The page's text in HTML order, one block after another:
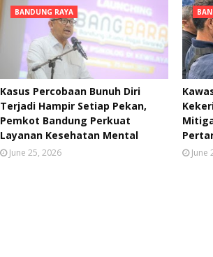
BANDUNG RAYA
Kasus Percobaan Bunuh Diri
Terjadi Hampir Setiap Pekan,
Pemkot Bandung Perkuat
Layanan Kesehatan Mental
June 25, 2026 June